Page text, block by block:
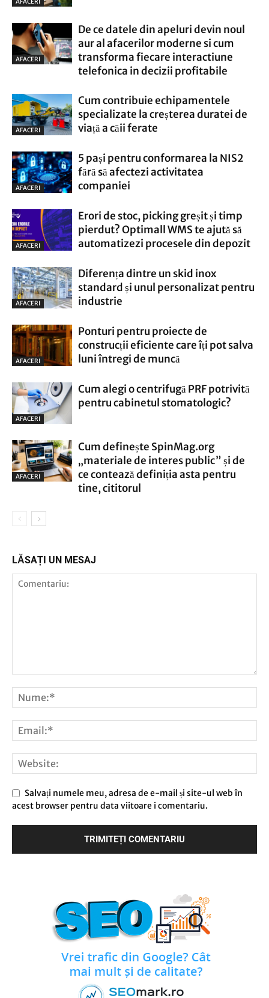
AFACERI
De ce datele din apeluri devin noul
aur al afacerilor moderne si cum
transforma fiecare interactiune
telefonica in decizii profitabile
AFACERI
Cum contribuie echipamentele
specializate la creșterea duratei de
viață a căii ferate
AFACERI
5 pași pentru conformarea la NIS2
fără să afectezi activitatea
companiei
AFACERI
Erori de stoc, picking greșit și timp
pierdut? Optimall WMS te ajută să
automatizezi procesele din depozit
AFACERI
Diferența dintre un skid inox
standard și unul personalizat pentru
industrie
AFACERI
Ponturi pentru proiecte de
construcții eficiente care îți pot salva
luni întregi de muncă
AFACERI
Cum alegi o centrifugă PRF potrivită
pentru cabinetul stomatologic?
AFACERI
Cum definește SpinMag.org
„materiale de interes public” și de
ce contează definiția asta pentru
tine, cititorul
LĂSAȚI UN MESAJ
Salvați numele meu, adresa de e-mail și site-ul web în
acest browser pentru data viitoare i comentariu.